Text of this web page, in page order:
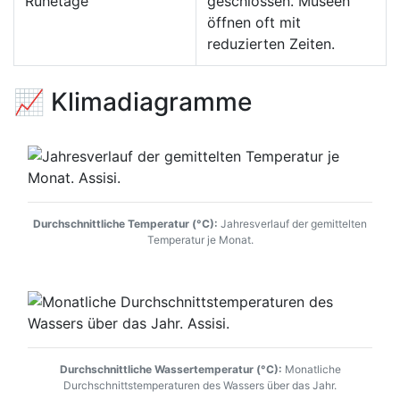
öffnen oft mit
reduzierten Zeiten.
📈 Klimadiagramme
Durchschnittliche Temperatur (°C): Jahresverlauf der gemittelten
Temperatur je Monat.
Durchschnittliche Wassertemperatur (°C): Monatliche
Durchschnittstemperaturen des Wassers über das Jahr.